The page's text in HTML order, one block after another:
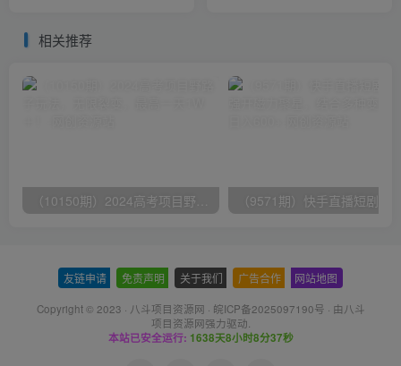
相关推荐
（10150期）2024高考项目野路子玩法，无限裂变，最高一天1W＋！
友链申请 免责声明 关于我们 广告合作 网站地图
Copyright © 2023 · 八斗项目资源网 · 皖ICP备2025097190号 · 由八斗
项目资源网强力驱动.
本站已安全运行: 1638天8小时8分38秒